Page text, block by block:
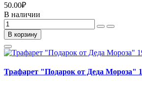
50.00₽
В наличии
В корзину
Трафарет "Подарок от Деда Мороза"